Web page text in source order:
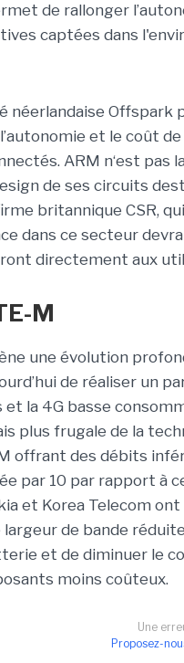
de rallonger
captées dans
néerlandaise Offspark
et le coût
ARM n‘est pas
de ses circuits
britannique CSR,
dans ce secteur
directement aux
M
une évolution
de réaliser un
la 4G basse
plus frugale de la
offrant des débits
par 10 par rapport à
et Korea Telecom
de bande
et de diminuer le
moins coûteux.
Une
Proposez-